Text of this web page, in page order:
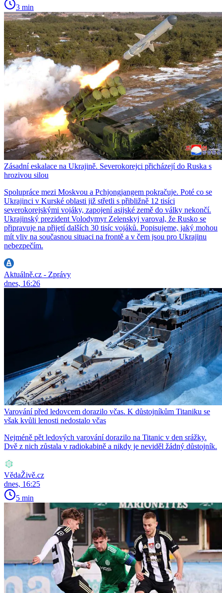
3 min
Zásadní eskalace na Ukrajině. Severokorejci přicházejí do Ruska s
hrozivou silou
Spolupráce mezi Moskvou a Pchjongjangem pokračuje. Poté co se
Ukrajinci v Kurské oblasti již střetli s přibližně 12 tisíci
severokorejskými vojáky, zapojení asijské země do války nekončí.
Ukrajinský prezident Volodymyr Zelenskyj varoval, že Rusko se
připravuje na přijetí dalších 30 tisíc vojáků. Popisujeme, jaký mohou
mít vliv na současnou situaci na frontě a v čem jsou pro Ukrajinu
nebezpečím.
Aktuálně.cz - Zprávy
dnes, 16:26
Varování před ledovcem dorazilo včas. K důstojníkům Titaniku se
však kvůli lenosti nedostalo včas
Nejméně pět ledových varování dorazilo na Titanic v den srážky.
Dvě z nich zůstala v radiokabině a nikdy je neviděl žádný důstojník.
VědaŽivě.cz
dnes, 16:25
5 min